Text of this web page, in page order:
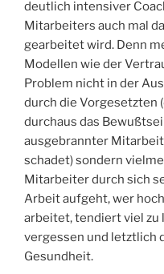
deutlich intensiver
Mitarbeiters auch mal
gearbeitet wird. Denn
Modellen wie der
Problem nicht in der
durch die Vorgesetzten
durchaus das
ausgebrannter
schadet) sondern
Mitarbeiter durch sich
Arbeit aufgeht, wer
arbeitet, tendiert viel zu
vergessen und letztlich
Gesundheit.